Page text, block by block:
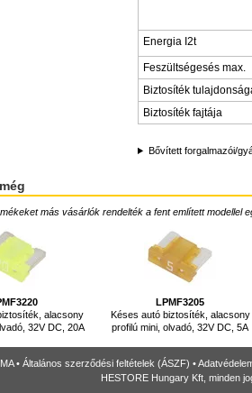
Energia I2t
Feszültségesés max.
Biztosíték
Biztosíték fajtája
Bővített forgalmazói/
más vásárlók rendelték a fent említett modellel
alacsony
32V DC, 20A
LPMF3205
Késes autó biztosíték, alacsony
profilú mini, olvadó, 32V DC, 5A
• Általános szerződési feltételek (ÁSZF) •
HESTORE Hungary Kft, minden